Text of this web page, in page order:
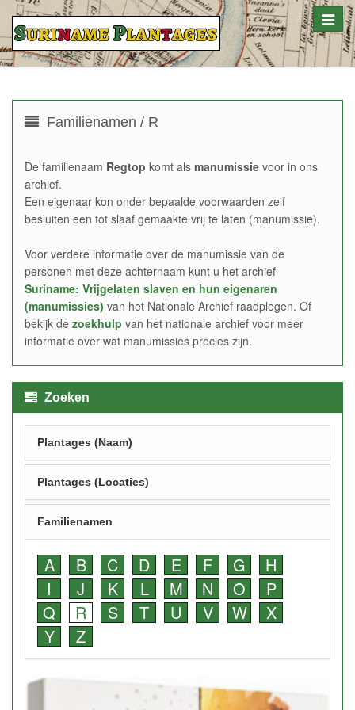
Toggle
Familienamen / R
De familienaam Regtop komt als manumissie voor in ons
archief.
Een eigenaar kon onder bepaalde voorwaarden zelf
besluiten een tot slaaf gemaakte vrij te laten (manumissie).
Voor verdere informatie over de manumissie van de
personen met deze achternaam kunt u het archief
Suriname: Vrijgelaten slaven en hun eigenaren
(manumissies) van het Nationale Archief raadplegen. Of
bekijk de zoekhulp van het nationale archief voor meer
informatie over wat manumissies precies zijn.
Zoeken
Plantages (Naam)
Plantages (Locaties)
Familienamen
A B C D E F G
H
I
J K L M N O
P
Q
R S T U V W
X
Y
Z